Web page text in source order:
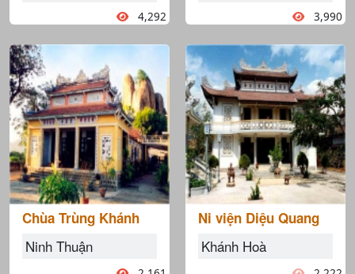
4,292
Chùa Trùng Khánh
Ninh Thuận
3,990
Ni viện Diệu Quang
Khánh Hoà